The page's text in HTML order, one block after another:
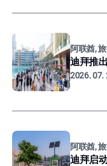
阿联酋,
迪拜推
2026. 07.
阿联酋,
迪拜启